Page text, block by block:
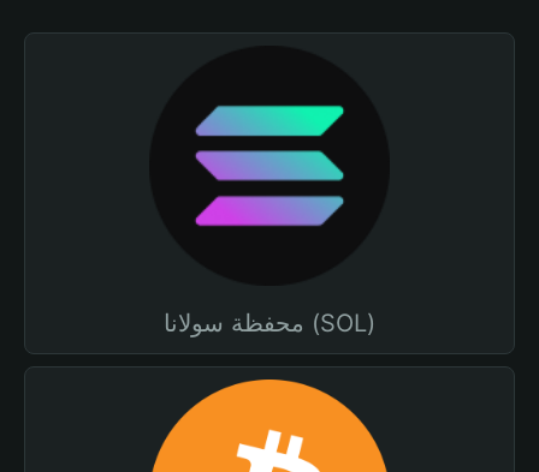
محفظة سولانا (SOL)